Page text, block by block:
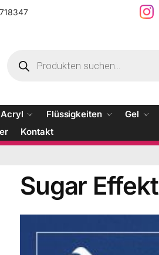
Acryl Flüssigkeiten Gel
Kontakt
Sugar Effekt